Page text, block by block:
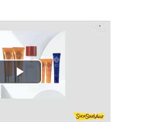
いうことではありません、ノン
色素不使用、紫外線吸収剤不使
タリ つやリンクルローション
いうことではありません、ター
線吸収剤不使用
タリ リンクルホワイトＵＶ５０
タリ リンクルセラムＷＰＰ ５
ルタリ リンクルセラムＷＰＰ １
Play